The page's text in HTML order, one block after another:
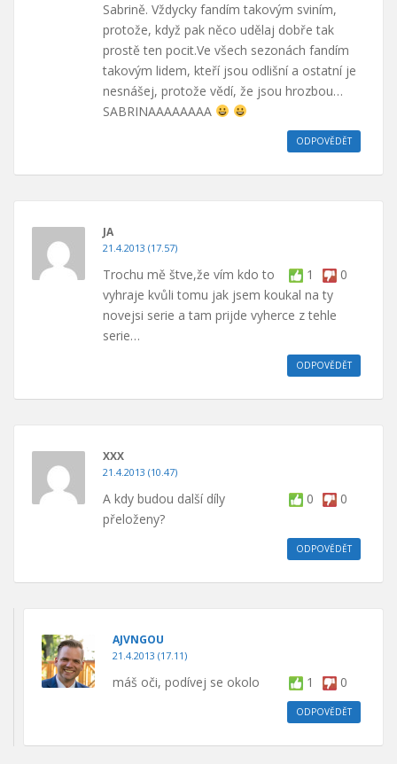
Sabrině. Vždycky fandím takovým sviním,
protože, když pak něco udělaj dobře tak
prostě ten pocit.Ve všech sezonách fandím
takovým lidem, kteří jsou odlišní a ostatní je
nesnášej, protože vědí, že jsou hrozbou…
SABRINAAAAAAAA
ODPOVĚDĚT
JA
21.4.2013 (17.57)
1 0
Trochu mě štve,že vím kdo to
vyhraje kvůli tomu jak jsem koukal na ty
novejsi serie a tam prijde vyherce z tehle
serie…
ODPOVĚDĚT
XXX
21.4.2013 (10.47)
0 0
A kdy budou další díly
přeloženy?
ODPOVĚDĚT
AJVNGOU
21.4.2013 (17.11)
1 0
máš oči, podívej se okolo
ODPOVĚDĚT